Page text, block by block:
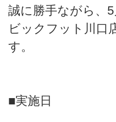
誠に勝手ながら、
ビックフット川口
す。
■実施日